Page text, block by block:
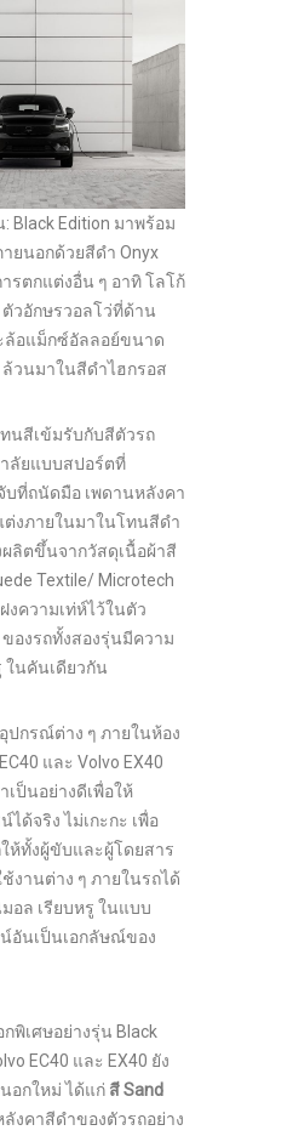
: Black Edition มาพร้อม
ยนอกด้วยสีดำ Onyx
รตกแต่งอื่น ๆ อาทิ โลโก้
วอักษรวอลโว่ที่ด้าน
อแม็กซ์อัลลอย์ขนาด
วนมาในสีดำไฮกรอส
นสีเข้มรับกับสีตัวรถ
ลัยแบบสปอร์ตที่
บที่ถนัดมือ เพดานหลังคา
งภายในมาในโทนสีดำ
ลิตขึ้นจากวัสดุเนื้อผ้าสี
Textile/ Microtech
งความเท่ห์ไว้ในตัว
ของรถทั้งสองรุ่นมีความ
ในคันเดียวกัน
ปกรณ์ต่าง ๆ ภายในห้อง
และ Volvo EX40
ป็นอย่างดีเพื่อให้
ด้จริง ไม่เกะกะ เพื่อ
ห้ทั้งผู้ขับและผู้โดยสาร
งานต่าง ๆ ภายในรถได้
อล เรียบหรู ในแบบ
อันเป็นเอกลัษณ์ของ
พิเศษอย่างรุ่น Black
EC40 และ EX40 ยัง
อกใหม่ ได้แก่ สีSand
งคาสีดำของตัวรถอย่าง